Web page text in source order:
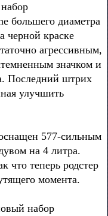
большего диаметра
черной краске
агрессивным,
значком и
Последний штрих
улучшить
577-сильным
на 4 литра.
что теперь родстер
момента.
набор